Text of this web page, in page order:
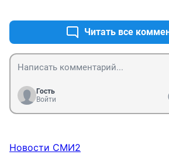
Башкортостан обязана провести
дней и сообщить вам о результатах
Читать все
Гость
Войти
Новости СМИ2